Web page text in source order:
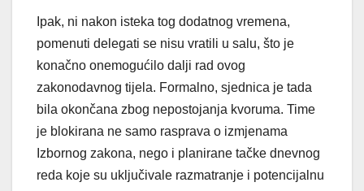
Ipak, ni nakon isteka tog dodatnog vremena,
pomenuti delegati se nisu vratili u salu, što je
konačno onemogućilo dalji rad ovog
zakonodavnog tijela. Formalno, sjednica je tada
bila okončana zbog nepostojanja kvoruma. Time
je blokirana ne samo rasprava o izmjenama
Izbornog zakona, nego i planirane tačke dnevnog
reda koje su uključivale razmatranje i potencijalnu